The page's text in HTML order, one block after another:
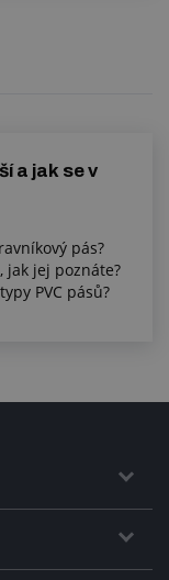
a jak se v
pás?
jak jej poznáte?
PVC pásů?